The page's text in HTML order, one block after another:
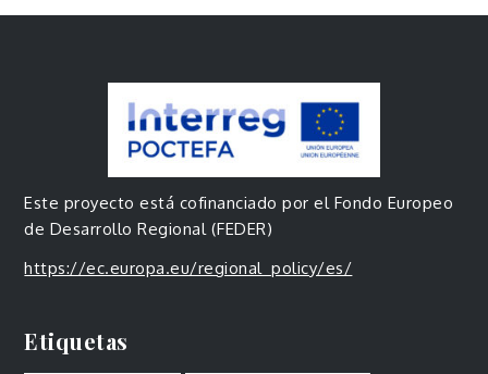
Este proyecto está cofinanciado por el Fondo Europeo
de Desarrollo Regional (FEDER)
https://ec.europa.eu/regional_policy/es/
Etiquetas